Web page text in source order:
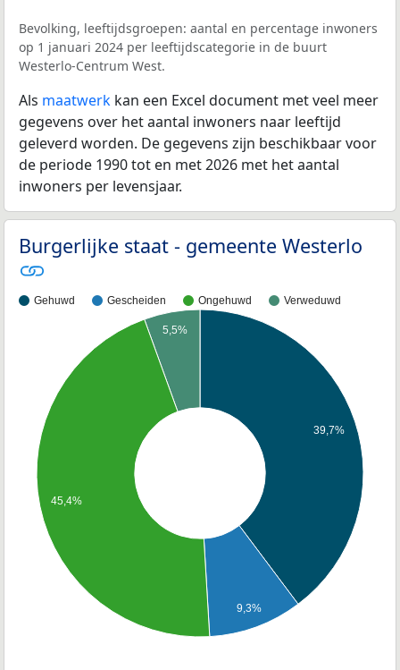
Bevolking, leeftijdsgroepen: aantal en percentage inwoners
op 1 januari 2024 per leeftijdscategorie in de buurt
Westerlo-Centrum West.
Als maatwerk kan een Excel document met veel meer
gegevens over het aantal inwoners naar leeftijd
geleverd worden. De gegevens zijn beschikbaar voor
de periode 1990 tot en met 2026 met het aantal
inwoners per levensjaar.
Burgerlijke staat - gemeente Westerlo
Gehuwd Gescheiden Ongehuwd Verweduwd
39,7%
9,3%
5,5%
45,4%